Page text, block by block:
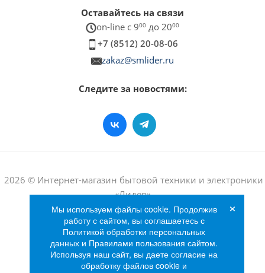
Оставайтесь на связи
on-line c 900 до 2000
+7 (8512) 20-08-06
zakaz@smlider.ru
Следите за новостями:
2026 © Интернет-магазин бытовой техники и электроники
«Лидер»
Мы используем файлы cookie. Продолжив
работу с сайтом, вы соглашаетесь с
Политикой обработки персональных
данных и Правилами пользования сайтом.
Используя наш сайт, вы даете согласие на
обработку файлов cookie и
×